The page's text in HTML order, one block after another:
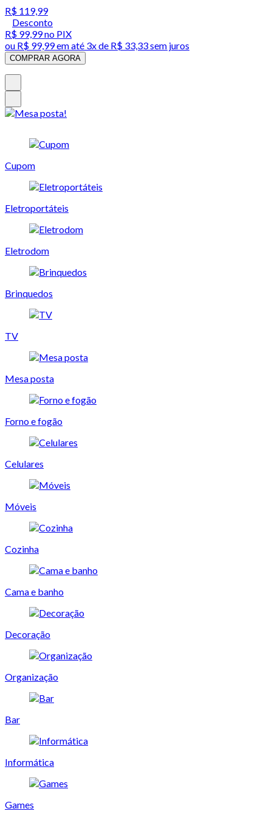
R$ 119,99
Desconto
R$ 99,99no PIX
ou R$ 99,99em até 3x de R$ 33,33 sem juros
COMPRAR AGORA
Cupom
Eletroportáteis
Eletrodom
Brinquedos
TV
Mesa posta
Forno e fogão
Celulares
Móveis
Cozinha
Cama e banho
Decoração
Organização
Bar
Informática
Games